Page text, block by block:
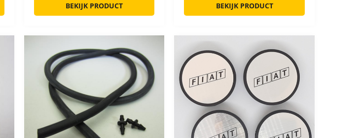
BEKIJK PRODUCT BEKIJK PRODUCT